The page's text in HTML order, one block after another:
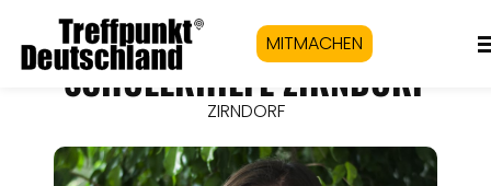
MITMACHEN
SCHÜLERHILFE ZIRNDORF
ZIRNDORF